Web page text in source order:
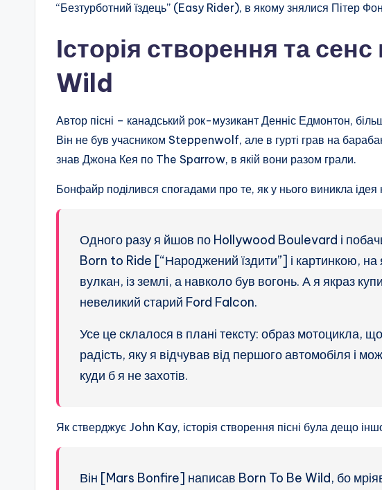
“Безтурботний їздець” (Easy Rider), в якому знялися Пітер
Історія створення та
Wild
Автор пісні – канадський рок-музикант Денніс Едмонтон,
Він не був учасником Steppenwolf, але в гурті грав на
знав Джона Кея по The Sparrow, в якій вони разом грали.
Бонфайр поділився спогадами про те, як у нього виникла
Одного разу я йшов по Hollywood Boulevard і
Born to Ride [“Народжений їздити”] і картинкою, на
вулкан, із землі, а навколо був вогонь. А я якраз
невеликий старий Ford Falcon.
Усе це склалося в плані тексту: образ мотоцикла,
радість, яку я відчував від першого автомобіля і
куди б я не захотів.
Як стверджує John Kay, історія створення пісні була дещо
Він [Mars Bonfire] написав Born To Be Wild, бо